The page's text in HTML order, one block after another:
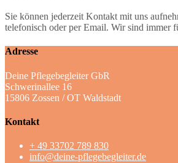
Sie können jederzeit Kontakt mit uns
telefonisch oder per Email. Wir sind immer
Adresse
Deine Pflegebegleiter GbR
Schwerinallee 16
15806 Zossen / OT Waldstadt
Kontakt
+ 49 33702 789 830
info@deine-pflegebegleiter.de